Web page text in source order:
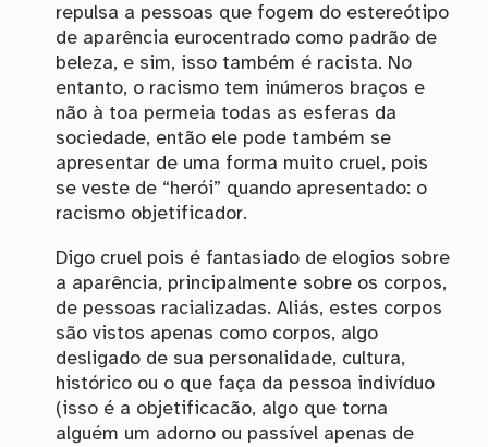
repulsa a pessoas que fogem do estereótipo
de aparência eurocentrado como padrão de
beleza, e sim, isso também é racista. No
entanto, o racismo tem inúmeros braços e
não à toa permeia todas as esferas da
sociedade, então ele pode também se
apresentar de uma forma muito cruel, pois
se veste de “herói” quando apresentado: o
racismo objetificador.
Digo cruel pois é fantasiado de elogios sobre
a aparência, principalmente sobre os corpos,
de pessoas racializadas. Aliás, estes corpos
são vistos apenas como corpos, algo
desligado de sua personalidade, cultura,
histórico ou o que faça da pessoa indivíduo
(isso é a objetificacão, algo que torna
alguém um adorno ou passível apenas de